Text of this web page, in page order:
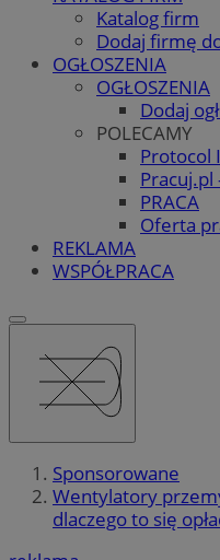
Katalog firm
Dodaj firmę
OGŁOSZENIA
OGŁOSZENIA
Dodaj
POLECAMY
Protocol
Pracuj.pl
PRACA
Oferta
REKLAMA
WSPÓŁPRACA
Sponsorowane
Wentylatory
dlaczego to się